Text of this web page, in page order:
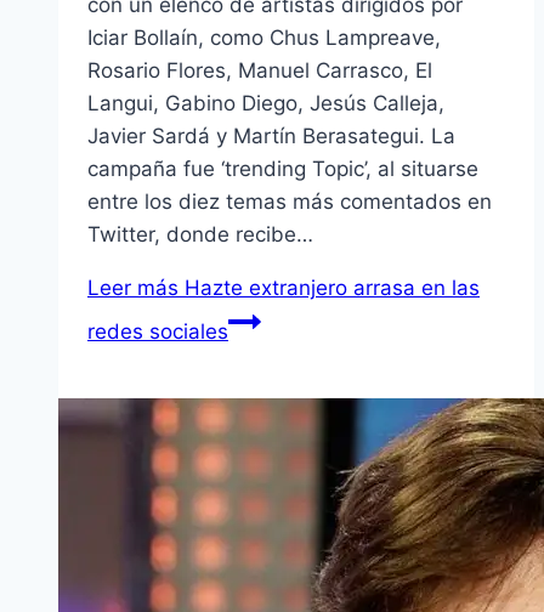
con un elenco de artistas dirigidos por
Iciar Bollaín, como Chus Lampreave,
Rosario Flores, Manuel Carrasco, El
Langui, Gabino Diego, Jesús Calleja,
Javier Sardá y Martín Berasategui. La
campaña fue ‘trending Topic’, al situarse
entre los diez temas más comentados en
Twitter, donde recibe…
Leer más Hazte extranjero arrasa en las
redes sociales